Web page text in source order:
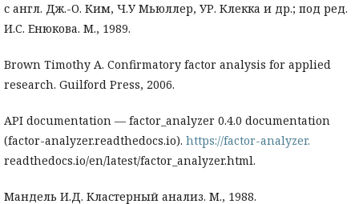
с англ. Дж.-О. Ким, Ч.У Мьюллер, УР. Клекка и др.; под ред.
И.С. Енюкова. М., 1989.
Brown Timothy A. Confirmatory factor analysis for applied
research. Guilford Press, 2006.
API documentation — factor_analyzer 0.4.0 documentation
(factor-analyzer.readthedocs.io). https://factor-analyzer.
readthedocs.io/en/latest/factor_analyzer.html.
Мандель И.Д. Кластерный анализ. М., 1988.